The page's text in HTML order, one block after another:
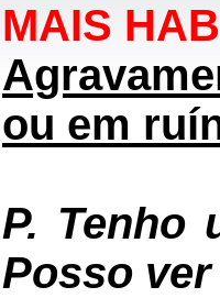
MAIS
ou em
P. Tenho
Posso